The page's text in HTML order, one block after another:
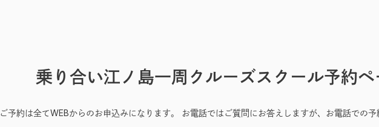
乗り合い江ノ島一周クルーズスクール予約ペ
ご予約は全てWEBからのお申込みになります。 お電話ではご質問にお答えしますが、お電話での